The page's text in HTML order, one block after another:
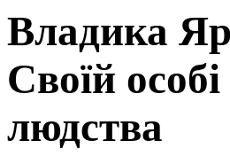
Владика
Своїй
людства